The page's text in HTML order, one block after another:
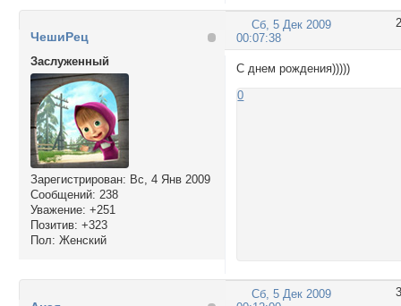
2
Сб, 5 Дек 2009
00:07:38
ЧешиРец
Заслуженный
Зарегистрирован: Вс, 4 Янв 2009
Сообщений: 238
Уважение: +251
Позитив: +323
Пол: Женский
С днем рождения)))))
0
3
Сб, 5 Дек 2009